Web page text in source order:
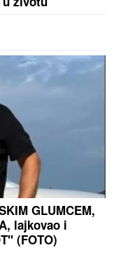
mreže se
zvanično